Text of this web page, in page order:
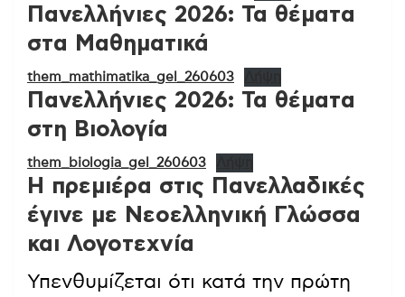
Πανελλήνιες 2026: Τα θέματα
στα Μαθηματικά
them_mathimatika_gel_260603
Πανελλήνιες 2026: Τα θέματα
στη Βιολογία
them_biologia_gel_260603
Η πρεμιέρα στις Πανελλαδικές
έγινε με Νεοελληνική Γλώσσα
και Λογοτεχνία
Υπενθυμίζεται ότι κατά την πρώτη